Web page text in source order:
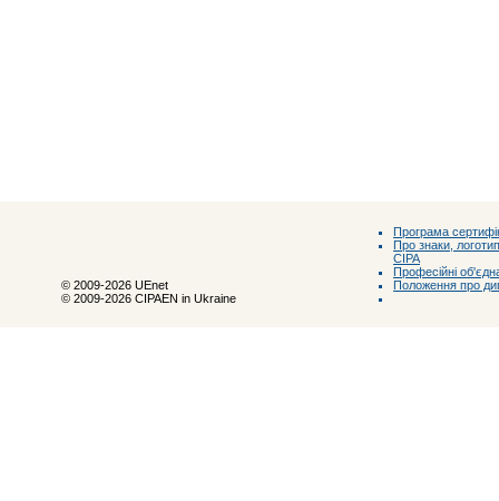
© 2009-2026 UEnet
© 2009-2026 CIPAEN in Ukraine
Програма
Про знаки,
CIPA
Професійні
Положення про